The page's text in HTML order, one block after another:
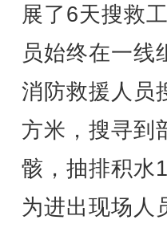
展了6天搜救
员始终在一线
消防救援人员
方米，搜寻到
骸，抽排积水
为进出现场人